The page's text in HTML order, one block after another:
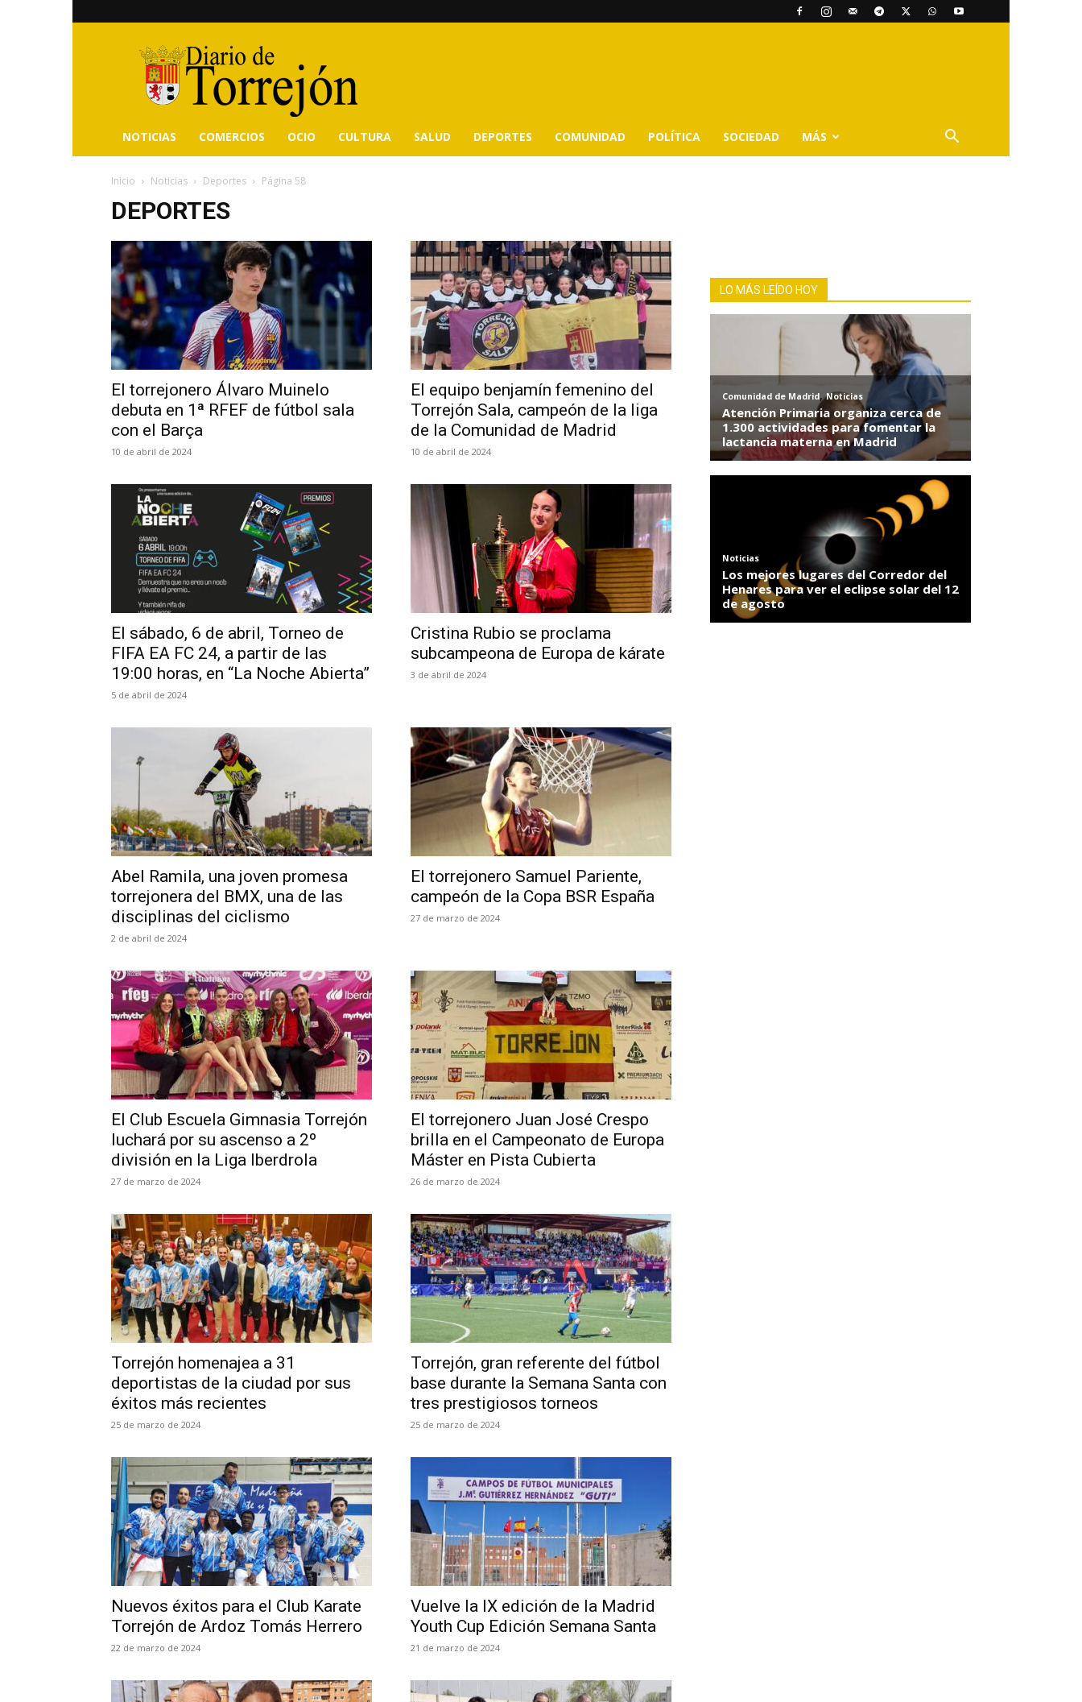
Diario
de
Torrejón
NOTICIAS COMERCIOS OCIO CULTURA SALUD DEPORTES COMUNIDAD POLÍTICA SOCIEDAD MÁS
Inicio Noticias Deportes Página 58
DEPORTES
El torrejonero Álvaro Muinelo
debuta en 1ª RFEF de fútbol sala
con el Barça
10 de abril de 2024
El equipo benjamín femenino del
Torrejón Sala, campeón de la liga
de la Comunidad de Madrid
10 de abril de 2024
El sábado, 6 de abril, Torneo de
FIFA EA FC 24, a partir de las
19:00 horas, en “La Noche Abierta”
5 de abril de 2024
Cristina Rubio se proclama
subcampeona de Europa de kárate
3 de abril de 2024
Abel Ramila, una joven promesa
torrejonera del BMX, una de las
disciplinas del ciclismo
2 de abril de 2024
El torrejonero Samuel Pariente,
campeón de la Copa BSR España
27 de marzo de 2024
El Club Escuela Gimnasia Torrejón
luchará por su ascenso a 2º
división en la Liga Iberdrola
27 de marzo de 2024
El torrejonero Juan José Crespo
brilla en el Campeonato de Europa
Máster en Pista Cubierta
26 de marzo de 2024
Torrejón homenajea a 31
deportistas de la ciudad por sus
éxitos más recientes
25 de marzo de 2024
Torrejón, gran referente del fútbol
base durante la Semana Santa con
tres prestigiosos torneos
25 de marzo de 2024
Nuevos éxitos para el Club Karate
Torrejón de Ardoz Tomás Herrero
22 de marzo de 2024
Vuelve la IX edición de la Madrid
Youth Cup Edición Semana Santa
21 de marzo de 2024
LO MÁS LEÍDO HOY